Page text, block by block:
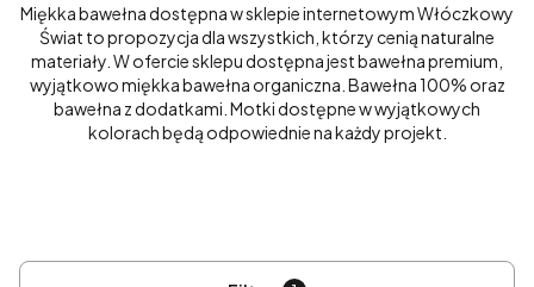
Miękka bawełna dostępna w sklepie internetowym Włóczkowy
Świat to propozycja dla wszystkich, którzy cenią naturalne
materiały. W ofercie sklepu dostępna jest bawełna premium,
wyjątkowo miękka bawełna organiczna. Bawełna 100% oraz
bawełna z dodatkami. Motki dostępne w wyjątkowych
kolorach będą odpowiednie na każdy projekt.